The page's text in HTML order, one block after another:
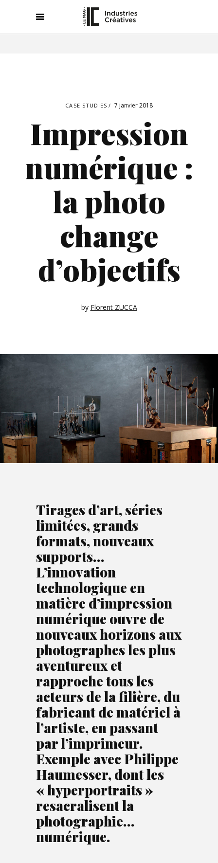
CASE STUDIES 7 janvier 2018
Impression
numérique :
la photo
change
d’objectifs
by Florent ZUCCA
Tirages d’art, séries
limitées, grands
formats, nouveaux
supports…
L’innovation
technologique en
matière d’impression
numérique ouvre de
nouveaux horizons aux
photographes les plus
aventureux et
rapproche tous les
acteurs de la filière, du
fabricant de matériel à
l’artiste, en passant
par l’imprimeur.
Exemple avec Philippe
Haumesser, dont les
« hyperportraits »
resacralisent la
photographie…
numérique.